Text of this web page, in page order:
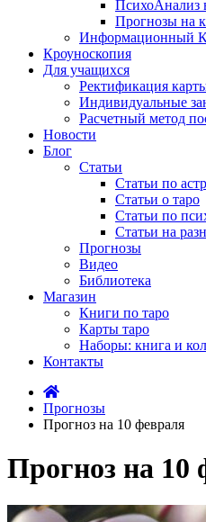
ПсихоАнализ
Прогнозы на
Информационный
Кроуноскопия
Для учащихся
Ректификация
Индивидуальные
Расчетный метод
Новости
Блог
Статьи
Статьи по
Статьи о таро
Статьи по
Статьи на
Прогнозы
Видео
Библиотека
Магазин
Книги по таро
Карты таро
Наборы: книга и
Контакты
Прогнозы
Прогноз на 10 февраля
Прогноз на 10